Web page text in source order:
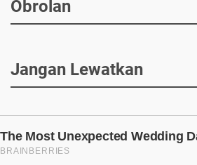
Obrolan
Jangan Lewatkan